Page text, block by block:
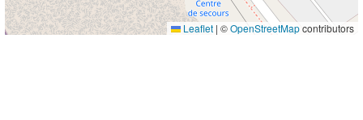
Leaflet | ©OpenStreetMapcontributors